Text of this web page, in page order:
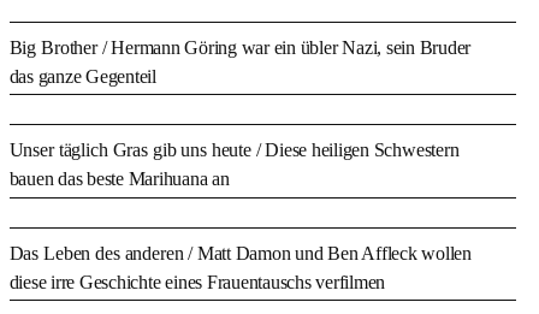
Big Brother/ Hermann Göring war ein übler Nazi, sein Bruder
das ganze Gegenteil
Unser täglich Gras gib uns heute / Diese heiligen Schwestern
bauen das beste Marihuana an
Das Leben des anderen / Matt Damon und Ben Affleck wollen
diese irre Geschichte eines Frauentauschs verfilmen